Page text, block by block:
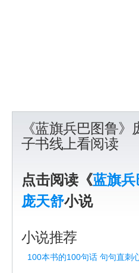
《蓝旗兵巴图鲁
子书线上看阅读
点击阅读《蓝旗
庞天舒小说
小说推荐
100本书的100句话 句句直刺